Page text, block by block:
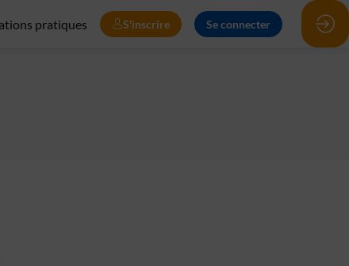
pratiques S'inscrire Se connecter